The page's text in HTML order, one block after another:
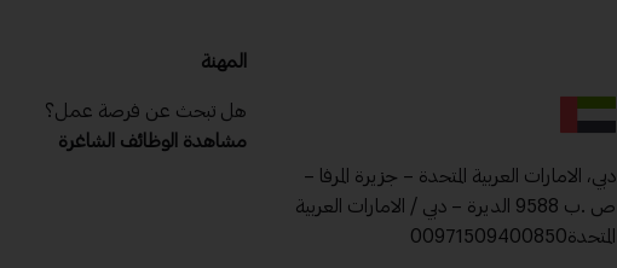
دبي، الامارات العربية المتحدة – جزيرة المرفا –
ص .ب 9588 الديرة – دبي / الامارات العربية
المتحدة00971509400850
المهنة
هل تبحث عن فرصة عمل؟
مشاهدة الوظائف الشاغرة